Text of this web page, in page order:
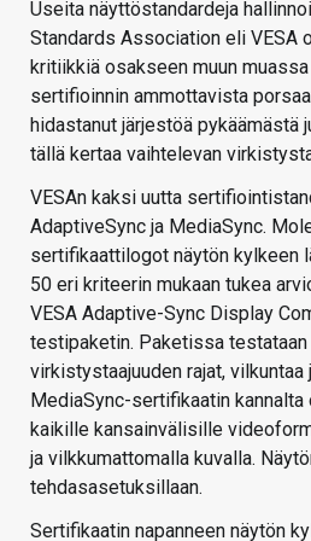
Useita näyttöstandardeja
Standards Association eli VESA
kritiikkiä osakseen muun
sertifioinnin ammottavista
hidastanut järjestöä pykäämästä
tällä kertaa vaihtelevan
VESAn kaksi uutta
AdaptiveSync ja MediaSync.
sertifikaattilogot näytön kylkeen
50 eri kriteerin mukaan tukea
VESA Adaptive-Sync Display
testipaketin. Paketissa testataan
virkistystaajuuden rajat, vilkuntaa
MediaSync-sertifikaatin
kaikille kansainvälisille
ja vilkkumattomalla kuvalla.
tehdasasetuksillaan.
Sertifikaatin napanneen näytön